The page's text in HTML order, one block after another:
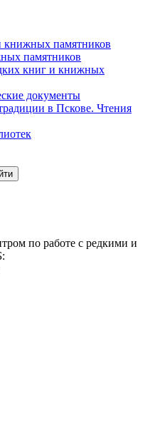
книжных памятников
памятников
книг и книжных
документы
в Пскове. Чтения
по работе с редкими и